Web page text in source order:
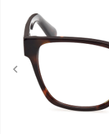
Previous